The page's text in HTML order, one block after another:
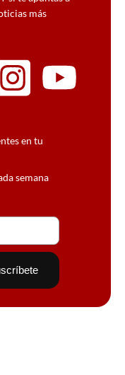
más
en tu
semana